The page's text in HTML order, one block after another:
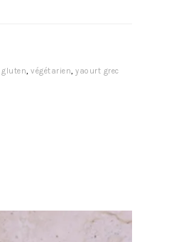
, végétarien, yaourt grec